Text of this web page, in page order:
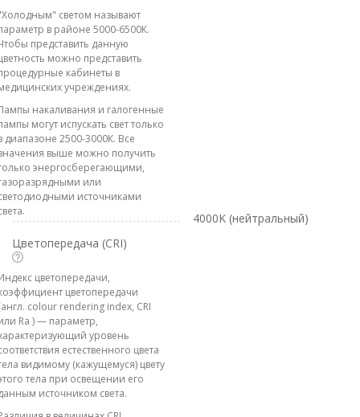
светом называют
в районе 5000-6500К.
представить данную
можно представить
кабинеты в
учреждениях.
накаливания и галогенные
могут испускать свет только
диапазоне 2500-3000К. Все
выше можно получить
энергосберегающими,
или
источниками
4000K (нейтральный)
Цветопередача (CRI)
цветопередачи,
цветопередачи
colour rendering index, CRI
Ra ) — параметр,
уровень
естественного цвета
видимому (кажущемуся) цвету
тела при освещении его
источником света.